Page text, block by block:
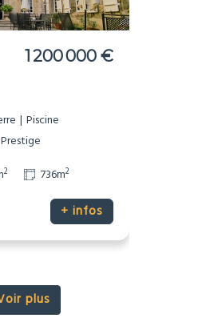
977 000 €
(11)
Maison de caractère
Prestige
2 16343m